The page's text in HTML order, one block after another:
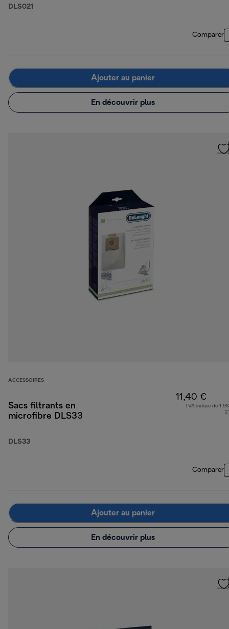
DLS021
Comparer
Ajouter au panier
En découvrir plus
ACCESSOIRES
Sacs filtrants en
microfibre DLS33
DLS33
11,40 €
TVA incluse de
Comparer
Ajouter au panier
En découvrir plus